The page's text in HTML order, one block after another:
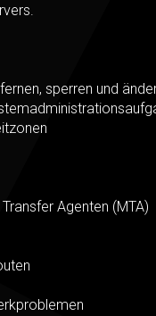
sperren und
Agenten (MTA)